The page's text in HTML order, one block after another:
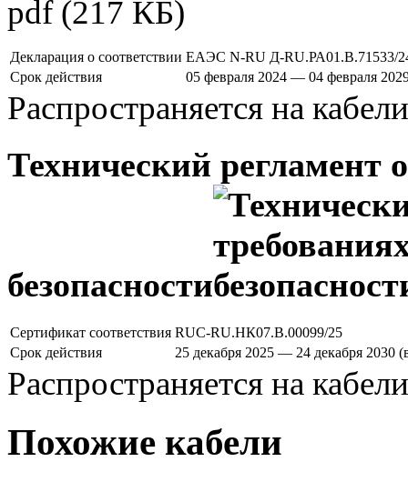
pdf(217 КБ)
Декларация о соответствии ЕАЭС N-RU Д-RU.РА01.В.71533/
Срок действия
05 февраля 2024 — 04 февраля
Распространяется на
Технический регламент
безопасности
Сертификат соответствия RUС-RU.НК07.В.00099/25
Срок действия
25 декабря 2025 — 24 декабря 2030
Распространяется на
Похожие кабели